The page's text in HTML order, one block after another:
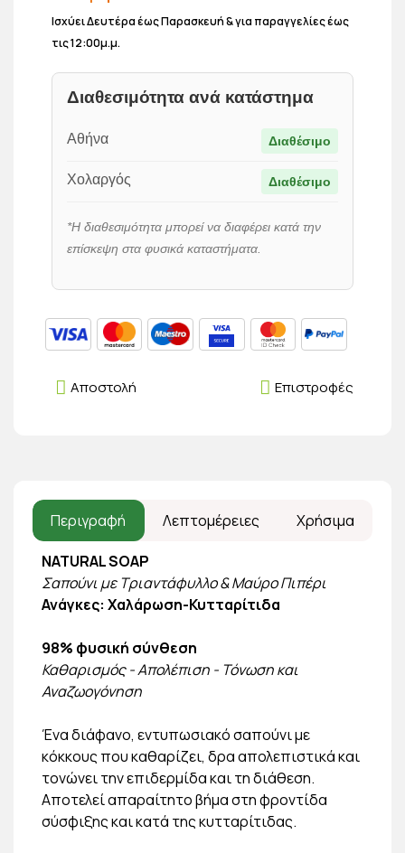
Ισχύει Δευτέρα έως Παρασκευή & για παραγγελίες έως
τις 12:00μ.μ.
Διαθεσιμότητα ανά κατάστημα
Αθήνα Διαθέσιμο
Χολαργός Διαθέσιμο
*Η διαθεσιμότητα μπορεί να διαφέρει κατά την
επίσκεψη στα φυσικά καταστήματα.
Επιστροφές
Αποστολή
Περιγραφή Λεπτομέρειες Χρήσιμα
NATURAL SOAP
Σαπούνι με Τριαντάφυλλο & Μαύρο Πιπέρι
Ανάγκες: Χαλάρωση-Κυτταρίτιδα
98% φυσική σύνθεση
Καθαρισμός - Απολέπιση - Τόνωση και
Αναζωογόνηση
Ένα διάφανο, εντυπωσιακό σαπούνι με
κόκκους που καθαρίζει, δρα απολεπιστικά και
τονώνει την επιδερμίδα και τη διάθεση.
Αποτελεί απαραίτητο βήμα στη φροντίδα
σύσφιξης και κατά της κυτταρίτιδας.